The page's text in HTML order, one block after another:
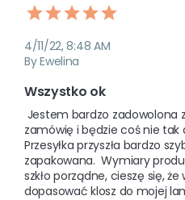
4/11/22, 8:48 AM
By Ewelina
Wszystko ok
zamówię i będzie coś nie tak
Przesyłka przyszła bardzo
zapakowana.  Wymiary
szkło porządne, cieszę się,
dopasować klosz do mojej